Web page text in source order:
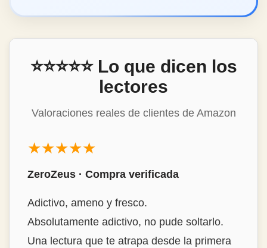
⭐⭐⭐⭐⭐ Lo que dicen los
lectores
Valoraciones reales de clientes de Amazon
★★★★★
Mon Álvarez · Compra verificada
Estrambóticamente genial!
Buenísimo, destacaría la habilidad del autor
para encontrar historias tan interesantes y